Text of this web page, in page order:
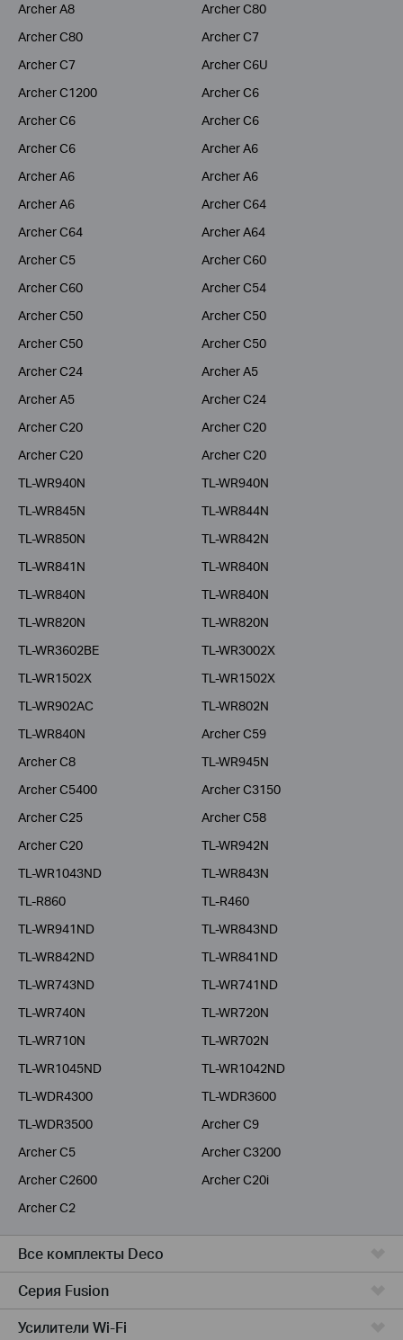
Archer A8
Archer C80
Archer C80
Archer C7
Archer C7
Archer C6U
Archer C1200
Archer C6
Archer C6
Archer C6
Archer C6
Archer A6
Archer A6
Archer A6
Archer A6
Archer C64
Archer C64
Archer A64
Archer C5
Archer C60
Archer C60
Archer C54
Archer C50
Archer C50
Archer C50
Archer C50
Archer C24
Archer A5
Archer A5
Archer C24
Archer C20
Archer C20
Archer C20
Archer C20
TL-WR940N
TL-WR940N
TL-WR845N
TL-WR844N
TL-WR850N
TL-WR842N
TL-WR841N
TL-WR840N
TL-WR840N
TL-WR840N
TL-WR820N
TL-WR820N
TL-WR3602BE
TL-WR3002X
TL-WR1502X
TL-WR1502X
TL-WR902AC
TL-WR802N
TL-WR840N
Archer C59
Archer C8
TL-WR945N
Archer C5400
Archer C3150
Archer C25
Archer C58
Archer C20
TL-WR942N
TL-WR1043ND
TL-WR843N
TL-R860
TL-R460
TL-WR941ND
TL-WR843ND
TL-WR842ND
TL-WR841ND
TL-WR743ND
TL-WR741ND
TL-WR740N
TL-WR720N
TL-WR710N
TL-WR702N
TL-WR1045ND
TL-WR1042ND
TL-WDR4300
TL-WDR3600
TL-WDR3500
Archer C9
Archer C5
Archer C3200
Archer C2600
Archer C20i
Archer C2
Все комплекты Deco
Серия Fusion
Усилители Wi-Fi